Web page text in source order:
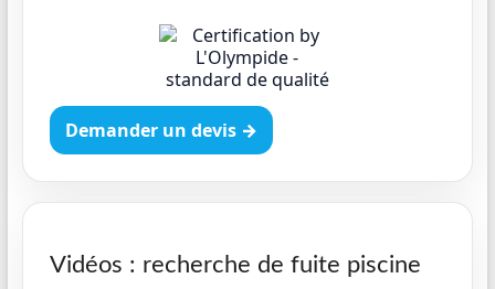
Demander un devis →
Vidéos : recherche de fuite piscine